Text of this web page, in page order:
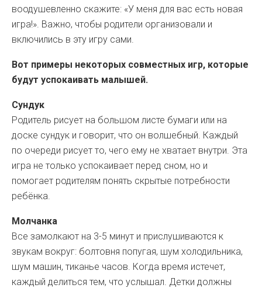
воодушевленно скажите: «У меня для вас есть новая
игра!». Важно, чтобы родители организовали и
включились в эту игру сами.
Вот примеры некоторых совместных игр, которые
будут успокаивать малышей.
Сундук
Родитель рисует на большом листе бумаги или на
доске сундук и говорит, что он волшебный. Каждый
по очереди рисует то, чего ему не хватает внутри. Эта
игра не только успокаивает перед сном, но и
помогает родителям понять скрытые потребности
ребёнка.
Молчанка
Все замолкают на 3-5 минут и прислушиваются к
звукам вокруг: болтовня попугая, шум холодильника,
шум машин, тиканье часов. Когда время истечет,
каждый делиться тем, что услышал. Детки должны